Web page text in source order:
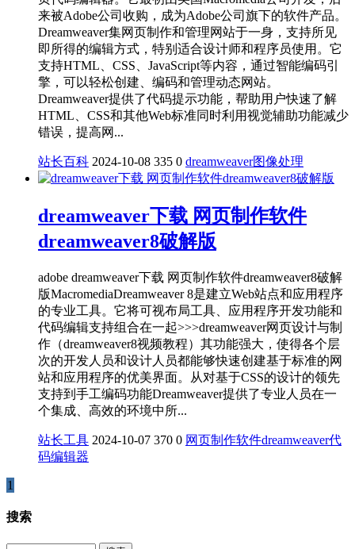
来被Adobe公司收购，成为Adobe公司旗下的软件产品。
Dreamweaver集网页制作和管理网站于一身，支持所见
即所得的编辑方式，特别适合设计师和程序员使用。它
支持HTML、CSS、JavaScript等内容，通过智能编码引
擎，可以轻松创建、编码和管理动态网站。
Dreamweaver提供了代码提示功能，帮助用户快速了解
HTML、CSS和其他Web标准同时利用视觉辅助功能减少
错误，提高网...
站长百科 2024-10-08 335 0 dreamweaver图像处理
dreamweaver下载 网页制作软件
dreamweaver8破解版
adobe dreamweaver下载 网页制作软件dreamweaver8破解
版MacromediaDreamweaver 8是建立Web站点和应用程序
的专业工具。它将可视布局工具、应用程序开发功能和
代码编辑支持组合在一起>>>dreamweaver网页设计与制
作（dreamweaver8视频教程）其功能强大，使得各个层
次的开发人员和设计人员都能够快速创建基于标准的网
站和应用程序的优美界面。从对基于CSS的设计的领先
支持到手工编码功能Dreamweaver提供了专业人员在一
个集成、高效的环境中所...
站长工具 2024-10-07 370 0 网页制作软件dreamweaver代
码编辑器
1
搜索